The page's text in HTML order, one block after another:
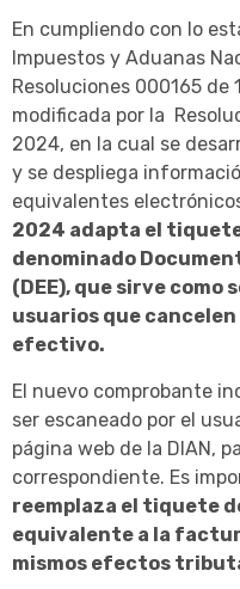
En cumpliendo con lo
Impuestos y Aduanas
Resoluciones 000165 de
modificada por la
2024, en la cual se
y se despliega
equivalentes
2024 adapta el tiquete
denominado
(DEE), que sirve como
usuarios que cancelen
efectivo.
El nuevo comprobante
ser escaneado por el
página web de la DIAN,
correspondiente. Es
reemplaza el tiquete
equivalente a la
mismos efectos